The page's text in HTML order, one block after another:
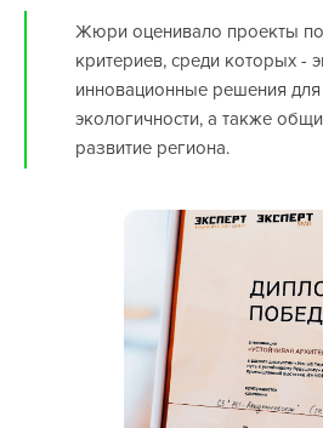
Жюри оценивало проекты
критериев, среди которых -
инновационные решения
экологичности, а также
развитие региона.